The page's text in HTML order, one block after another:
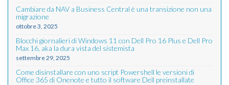
Cambiare da NAV a Business Central è una transizione non una
migrazione
ottobre 3, 2025
Blocchi giornalieri di Windows 11 con Dell Pro 16 Plus e Dell Pro
Max 16, aka la dura vista del sistemista
settembre 29, 2025
Come disinstallare con uno script Powershell le versioni di
Office 365 di Onenote e tutto il software Dell preinstallate